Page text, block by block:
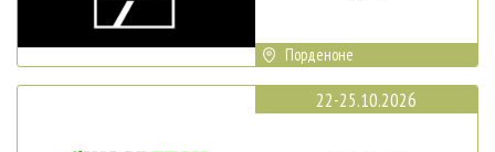
Порденоне
22-25.10.2026